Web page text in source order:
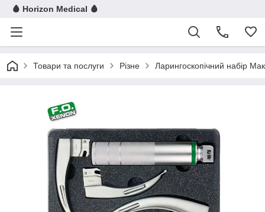
🩸 Horizon Medical 🩸
Товари та послуги Різне Ларингоскопічний набір